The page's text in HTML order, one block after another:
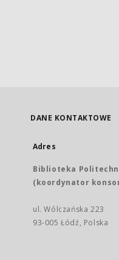
DANE KONTAKTOWE
Adres
Biblioteka
(koordynator
ul. Wólczańska 223
93-005 Łódź, Polska